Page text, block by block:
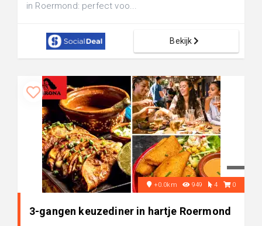
in Roermond: perfect voo...
Bekijk
+0.0km 949 4 0
3-gangen keuzediner in hartje Roermond